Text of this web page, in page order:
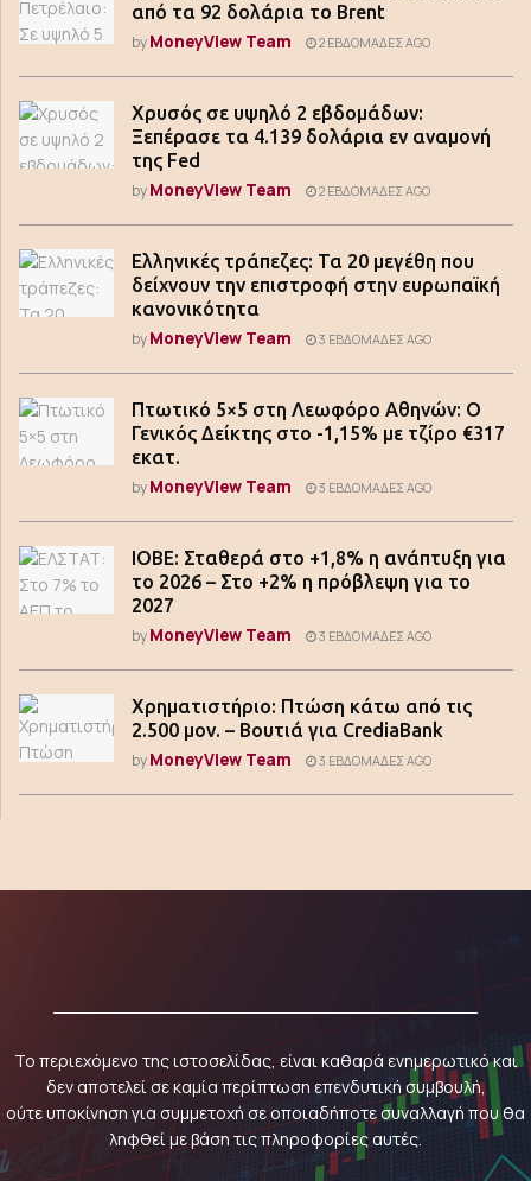
από τα 92 δολάρια το Brent
byMoneyView Team 2 ΕΒΔΟΜΆΔΕΣ AGO
Χρυσός σε υψηλό 2 εβδομάδων:
Ξεπέρασε τα 4.139 δολάρια εν αναμονή
της Fed
byMoneyView Team 2 ΕΒΔΟΜΆΔΕΣ AGO
Ελληνικές τράπεζες: Τα 20 μεγέθη που
δείχνουν την επιστροφή στην ευρωπαϊκή
κανονικότητα
byMoneyView Team 3 ΕΒΔΟΜΆΔΕΣ AGO
Πτωτικό 5×5 στη Λεωφόρο Αθηνών: Ο
Γενικός Δείκτης στο -1,15% με τζίρο €317
εκατ.
byMoneyView Team 3 ΕΒΔΟΜΆΔΕΣ AGO
ΙΟΒΕ: Σταθερά στο +1,8% η ανάπτυξη για
το 2026 – Στο +2% η πρόβλεψη για το
2027
byMoneyView Team 3 ΕΒΔΟΜΆΔΕΣ AGO
Χρηματιστήριο: Πτώση κάτω από τις
2.500 μον. – Βουτιά για CrediaBank
byMoneyView Team 3 ΕΒΔΟΜΆΔΕΣ AGO
Το περιεχόμενο της ιστοσελίδας, είναι καθαρά ενημερωτικό και
δεν αποτελεί σε καμία περίπτωση επενδυτική συμβουλή,
ούτε υποκίνηση για συμμετοχή σε οποιαδήποτε συναλλαγή που θα
ληφθεί με βάση τις πληροφορίες αυτές.